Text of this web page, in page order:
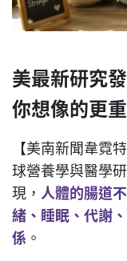
美最新研究
你想像的更
【美南新聞韋霓
球營養學與醫學
現， 人體的腸道
緒、睡眠、代謝
係 。